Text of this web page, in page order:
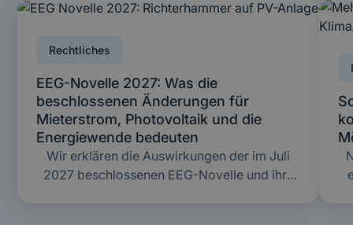
Rechtliches
EEG-Novelle 2027: Was die
beschlossenen Änderungen für
Mieterstrom, Photovoltaik und die
Energiewende bedeuten
Wir erklären die Auswirkungen der im Juli
2027 beschlossenen EEG-Novelle und ihre